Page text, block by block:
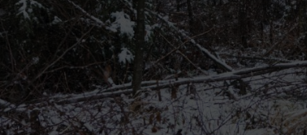
aplicación de medidas en el bosque hasta el inicio de la
(motoguadañas), máquinas de poda y
motosierras
150
permite llevar a cabo el cuidado de los bosques
de Formación Forestal de Arnsberg
de los árboles
importante porque permite mejorar y facilitar los trabajos